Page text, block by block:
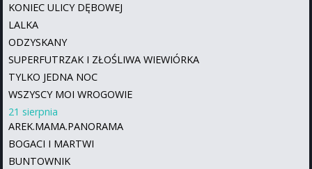
KONIEC ULICY DĘBOWEJ
LALKA
ODZYSKANY
SUPERFUTRZAK I ZŁOŚLIWA WIEWIÓRKA
TYLKO JEDNA NOC
WSZYSCY MOI WROGOWIE
21 sierpnia
AREK.MAMA.PANORAMA
BOGACI I MARTWI
BUNTOWNIK